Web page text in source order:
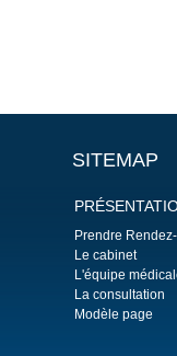
SITEMAP
Prendre
Le cabinet
L'équipe
La consultation
Modèle page